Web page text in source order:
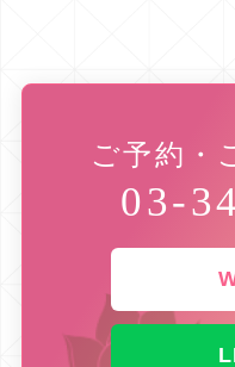
ご予約・
03-